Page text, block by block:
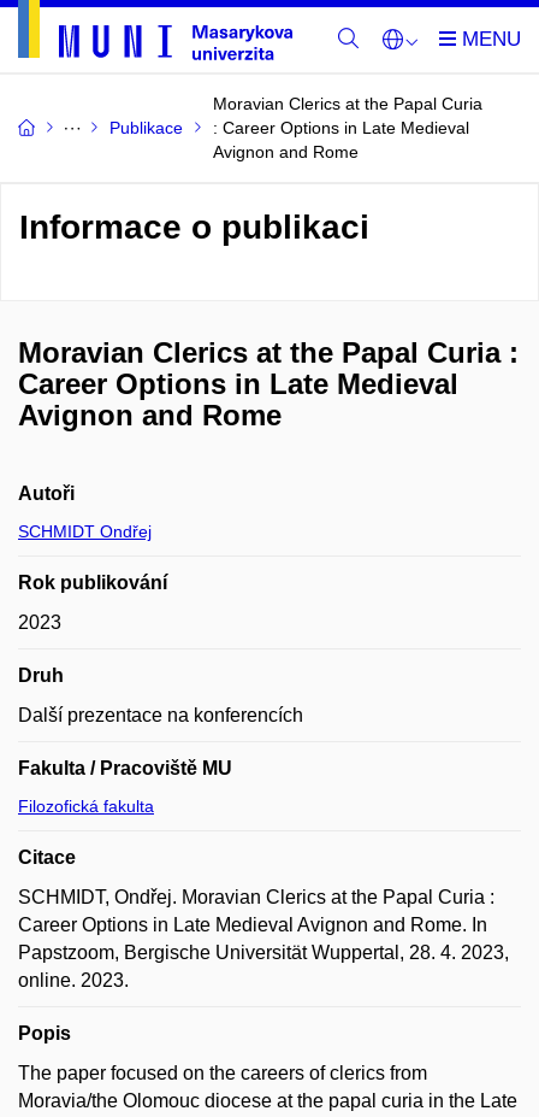
Publikace
Moravian Clerics at the Papal Curia
: Career Options in Late Medieval
Avignon and Rome
Informace o publikaci
Moravian Clerics at the Papal Curia :
Career Options in Late Medieval
Avignon and Rome
Autoři
SCHMIDT Ondřej
Rok publikování
2023
Druh
Další prezentace na konferencích
Fakulta / Pracoviště MU
Filozofická fakulta
Citace
SCHMIDT, Ondřej. Moravian Clerics at the Papal Curia :
Career Options in Late Medieval Avignon and Rome. In
Papstzoom, Bergische Universität Wuppertal, 28. 4. 2023,
online. 2023.
Popis
The paper focused on the careers of clerics from
Moravia/the Olomouc diocese at the papal curia in the Late